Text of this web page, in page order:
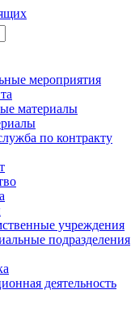
мероприятия
материалы
по контракту
учреждения
подразделения
деятельность